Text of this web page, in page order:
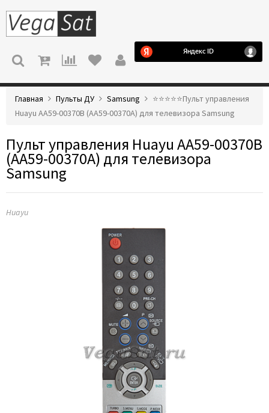
МЕНЮ
Главная Пульты ДУ Samsung
⭐️⭐️⭐️⭐️⭐️Пульт управления
Huayu AA59-00370B (AA59-00370A) для телевизора Samsung
Пульт управления Huayu AA59-00370B
(AA59-00370A) для телевизора
Samsung
Huayu